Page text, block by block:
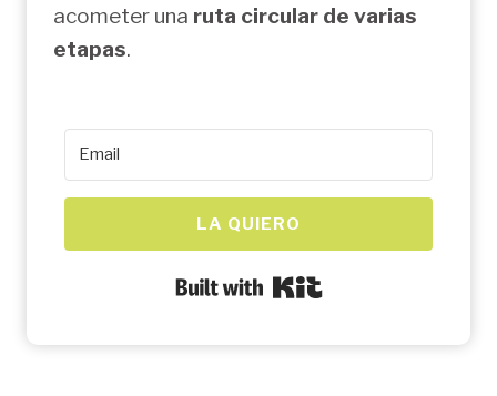
acometer una ruta circular de varias
etapas.
LA QUIERO
Built with Kit